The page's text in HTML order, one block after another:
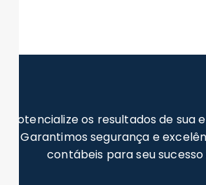
Potencialize os resultados de sua
Garantimos segurança e
contábeis para seu